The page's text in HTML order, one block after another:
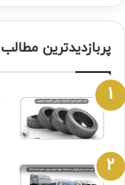
پربازدیدترین مطالب